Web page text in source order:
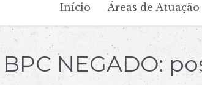
Início Áreas de Atuação
BPC NEGADO: